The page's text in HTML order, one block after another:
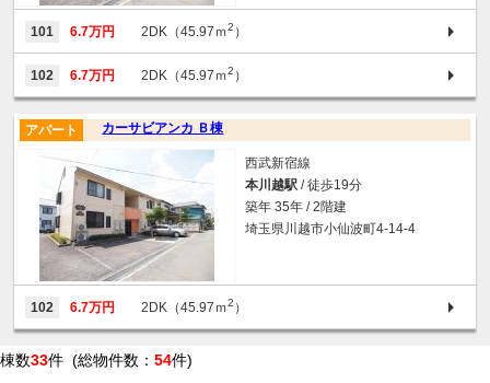
101 6.7万円 2DK（45.97ｍ2 ）
102 6.7万円 2DK（45.97ｍ2 ）
カーサビアンカ Ｂ棟
アパート
西武新宿線
本川越駅 / 徒歩19分
築年 35年 / 2階建
埼玉県川越市小仙波町4-14-4
102 6.7万円 2DK（45.97ｍ2 ）
棟数33件 (総物件数： 54件)